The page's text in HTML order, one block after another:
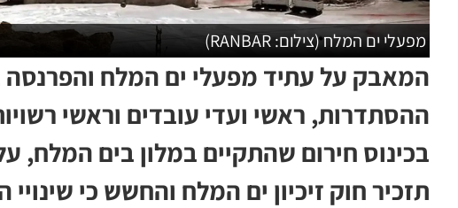
מפעלי ים המלח (צילום: RANBAR)
המאבק על עתיד מפעלי ים המלח והפרנסה
ההסתדרות, ראשי ועדי עובדים וראשי
בכינוס חירום שהתקיים במלון בים
תזכיר חוק זיכיון ים המלח והחשש כי